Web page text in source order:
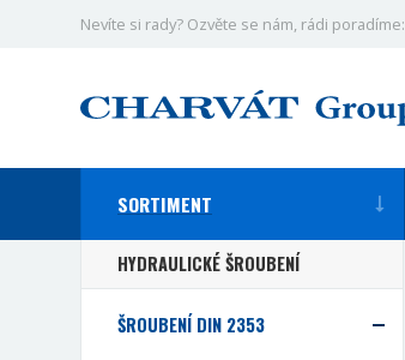
Nevíte si rady? Ozvěte se nám, rádi poradíme:
SORTIMENT
HYDRAULICKÉ ŠROUBENÍ
ŠROUBENÍ DIN 2353